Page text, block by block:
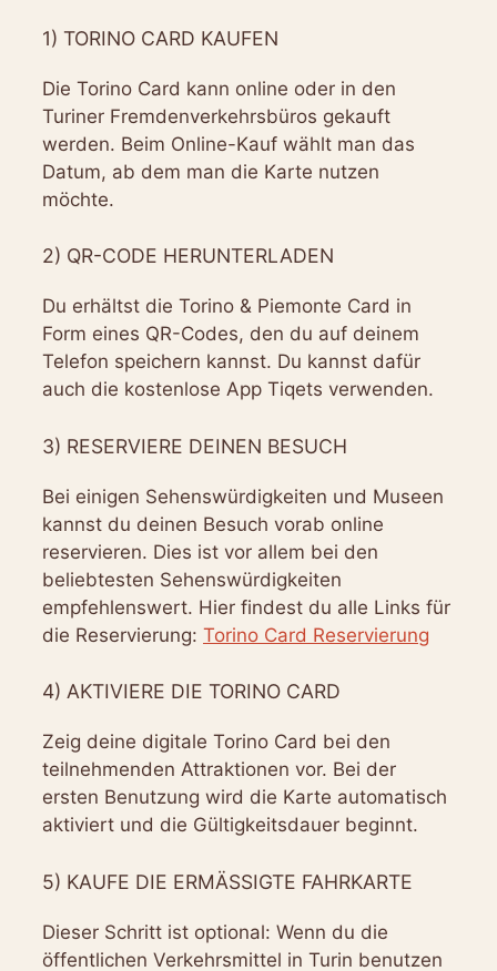
1) TORINO CARD KAUFEN
Die Torino Card kann online oder in den
Turiner Fremdenverkehrsbüros gekauft
werden. Beim Online-Kauf wählt man das
Datum, ab dem man die Karte nutzen
möchte.
2) QR-CODE HERUNTERLADEN
Du erhältst die Torino & Piemonte Card in
Form eines QR-Codes, den du auf deinem
Telefon speichern kannst. Du kannst dafür
auch die kostenlose App Tiqets verwenden.
3) RESERVIERE DEINEN BESUCH
Bei einigen Sehenswürdigkeiten und Museen
kannst du deinen Besuch vorab online
reservieren. Dies ist vor allem bei den
beliebtesten Sehenswürdigkeiten
empfehlenswert. Hier findest du alle Links für
die Reservierung: Torino Card Reservierung
4) AKTIVIERE DIE TORINO CARD
Zeig deine digitale Torino Card bei den
teilnehmenden Attraktionen vor. Bei der
ersten Benutzung wird die Karte automatisch
aktiviert und die Gültigkeitsdauer beginnt.
5) KAUFE DIE ERMÄSSIGTE FAHRKARTE
Dieser Schritt ist optional: Wenn du die
öffentlichen Verkehrsmittel in Turin benutzen